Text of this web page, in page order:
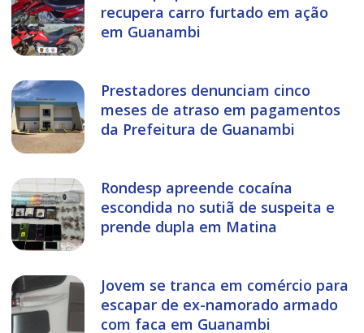
recupera carro furtado em ação
em Guanambi
Prestadores denunciam cinco
meses de atraso em pagamentos
da Prefeitura de Guanambi
Rondesp apreende cocaína
escondida no sutiã de suspeita e
prende dupla em Matina
Jovem se tranca em comércio para
escapar de ex-namorado armado
com faca em Guanambi